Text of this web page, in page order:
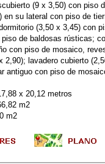
(9 x 3,50) con piso
en su lateral con piso de
(3,50 x 3,45) con
de baldosas rústicas;
con piso de mosaico,
2,90); lavadero cubierto
antiguo con piso de
x 20,12 metros
m2
m2